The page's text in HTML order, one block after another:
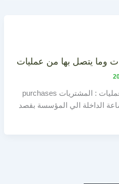
وما يتصل بها من عمليات
المشتريات وما يتصل بها من عمليات : المشتريات purchases
الداخلة الي المؤسسة بقصد